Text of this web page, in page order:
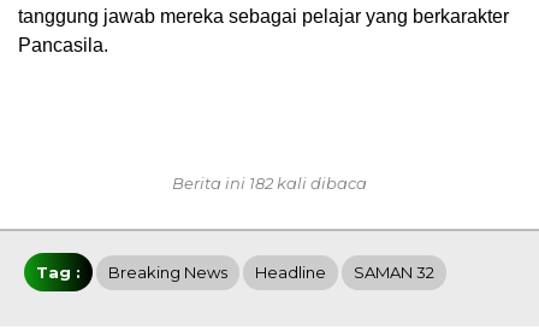
tanggung jawab mereka sebagai pelajar yang berkarakter
Pancasila.
Berita ini 182 kali dibaca
Tag : Breaking News Headline SAMAN 32